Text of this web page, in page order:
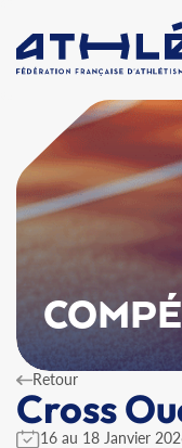
Retour
Cross
16 au 18 Janvier